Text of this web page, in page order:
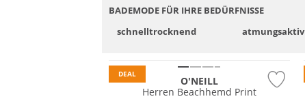
BADEMODE FÜR IHRE BEDÜRFNISSE
schnell­trocknend
atmungsaktiv
DEAL
O'NEILL
Herren Beachhemd Print